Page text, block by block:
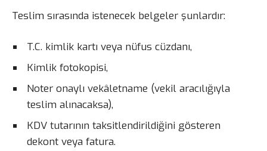
Teslim sırasında istenecek belgeler şunlardır:
T.C. kimlik kartı veya nüfus cüzdanı,
Kimlik fotokopisi,
Noter onaylı vekâletname (vekil aracılığıyla
teslim alınacaksa),
KDV tutarının taksitlendirildiğini gösteren
dekont veya fatura.